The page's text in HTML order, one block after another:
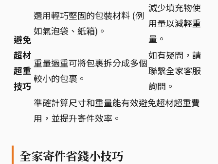
避免
超材
超重
技巧
選用輕巧堅固的包裝材料 (例
如氣泡袋、紙箱)。
減少填充物使
用量以減輕重
量。
重量過重可將包裹拆分成多個
較小的包裹。
如有疑問，請
聯繫全家客服
詢問。
準確計算尺寸和重量能有效避免超材超重費
用，並提升寄件效率。
全家寄件省錢小技巧